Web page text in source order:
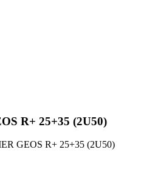
R+ 25+35 (2U50)
GEOS R+ 25+35 (2U50)